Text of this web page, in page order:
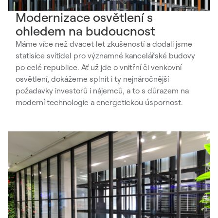
Modernizace osvětlení s
ohledem na budoucnost
Máme více než dvacet let zkušeností a dodali jsme
statisíce svítidel pro významné kancelářské budovy
po celé republice. Ať už jde o vnitřní či venkovní
osvětlení, dokážeme splnit i ty nejnáročnější
požadavky investorů i nájemců, a to s důrazem na
moderní technologie a energetickou úspornost.